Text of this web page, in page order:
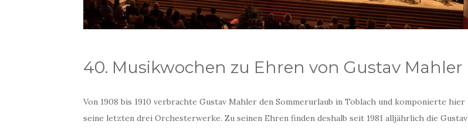
40. Musikwochen zu Ehren von Gustav Mahler
Von 1908 bis 1910 verbrachte Gustav Mahler den Sommerurlaub in Toblach und komponierte hier
seine letzten drei Orchesterwerke. Zu seinen Ehren finden deshalb seit 1981 alljährlich die Gustav